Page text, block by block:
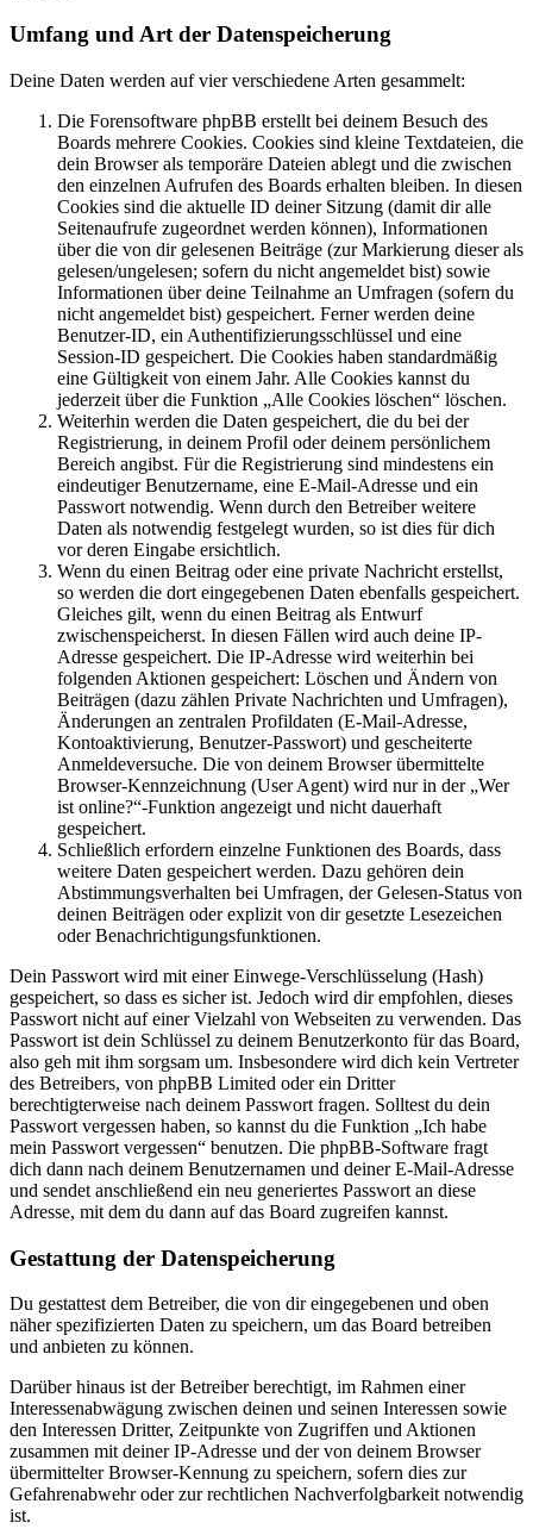
Umfang und Art der Datenspeicherung
Deine Daten werden auf vier verschiedene Arten gesammelt:
Die Forensoftware phpBB erstellt bei deinem Besuch des
Boards mehrere Cookies. Cookies sind kleine Textdateien, die
dein Browser als temporäre Dateien ablegt und die zwischen
den einzelnen Aufrufen des Boards erhalten bleiben. In diesen
Cookies sind die aktuelle ID deiner Sitzung (damit dir alle
Seitenaufrufe zugeordnet werden können), Informationen
über die von dir gelesenen Beiträge (zur Markierung dieser als
gelesen/ungelesen; sofern du nicht angemeldet bist) sowie
Informationen über deine Teilnahme an Umfragen (sofern du
nicht angemeldet bist) gespeichert. Ferner werden deine
Benutzer-ID, ein Authentifizierungsschlüssel und eine
Session-ID gespeichert. Die Cookies haben standardmäßig
eine Gültigkeit von einem Jahr. Alle Cookies kannst du
jederzeit über die Funktion „Alle Cookies löschen“ löschen.
Weiterhin werden die Daten gespeichert, die du bei der
Registrierung, in deinem Profil oder deinem persönlichem
Bereich angibst. Für die Registrierung sind mindestens ein
eindeutiger Benutzername, eine E-Mail-Adresse und ein
Passwort notwendig. Wenn durch den Betreiber weitere
Daten als notwendig festgelegt wurden, so ist dies für dich
vor deren Eingabe ersichtlich.
Wenn du einen Beitrag oder eine private Nachricht erstellst,
so werden die dort eingegebenen Daten ebenfalls gespeichert.
Gleiches gilt, wenn du einen Beitrag als Entwurf
zwischenspeicherst. In diesen Fällen wird auch deine IP-
Adresse gespeichert. Die IP-Adresse wird weiterhin bei
folgenden Aktionen gespeichert: Löschen und Ändern von
Beiträgen (dazu zählen Private Nachrichten und Umfragen),
Änderungen an zentralen Profildaten (E-Mail-Adresse,
Kontoaktivierung, Benutzer-Passwort) und gescheiterte
Anmeldeversuche. Die von deinem Browser übermittelte
Browser-Kennzeichnung (User Agent) wird nur in der „Wer
ist online?“-Funktion angezeigt und nicht dauerhaft
gespeichert.
Schließlich erfordern einzelne Funktionen des Boards, dass
weitere Daten gespeichert werden. Dazu gehören dein
Abstimmungsverhalten bei Umfragen, der Gelesen-Status von
deinen Beiträgen oder explizit von dir gesetzte Lesezeichen
oder Benachrichtigungsfunktionen.
Dein Passwort wird mit einer Einwege-Verschlüsselung (Hash)
gespeichert, so dass es sicher ist. Jedoch wird dir empfohlen, dieses
Passwort nicht auf einer Vielzahl von Webseiten zu verwenden. Das
Passwort ist dein Schlüssel zu deinem Benutzerkonto für das Board,
also geh mit ihm sorgsam um. Insbesondere wird dich kein Vertreter
des Betreibers, von phpBB Limited oder ein Dritter
berechtigterweise nach deinem Passwort fragen. Solltest du dein
Passwort vergessen haben, so kannst du die Funktion „Ich habe
mein Passwort vergessen“ benutzen. Die phpBB-Software fragt
dich dann nach deinem Benutzernamen und deiner E-Mail-Adresse
und sendet anschließend ein neu generiertes Passwort an diese
Adresse, mit dem du dann auf das Board zugreifen kannst.
Gestattung der Datenspeicherung
Du gestattest dem Betreiber, die von dir eingegebenen und oben
näher spezifizierten Daten zu speichern, um das Board betreiben
und anbieten zu können.
Darüber hinaus ist der Betreiber berechtigt, im Rahmen einer
Interessenabwägung zwischen deinen und seinen Interessen sowie
den Interessen Dritter, Zeitpunkte von Zugriffen und Aktionen
zusammen mit deiner IP-Adresse und der von deinem Browser
übermittelter Browser-Kennung zu speichern, sofern dies zur
Gefahrenabwehr oder zur rechtlichen Nachverfolgbarkeit notwendig
ist.